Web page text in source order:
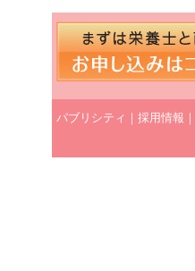
パブリシティ ｜ 採用情報 ｜